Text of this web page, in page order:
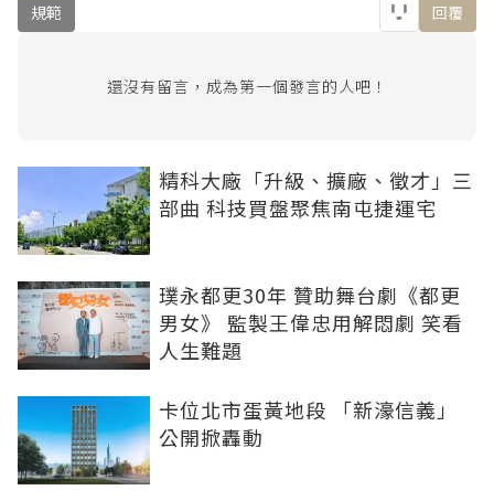
規範 回覆
還沒有留言，成為第一個發言的人吧！
精科大廠「升級、擴廠、徵才」三
部曲 科技買盤聚焦南屯捷運宅
璞永都更30年 贊助舞台劇《都更
男女》 監製王偉忠用解悶劇 笑看
人生難題
卡位北市蛋黃地段 「新濠信義」
公開掀轟動